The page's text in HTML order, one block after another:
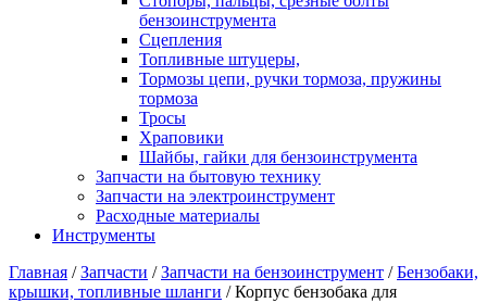
бензоинструмента
Сцепления
Топливные штуцеры,
Тормозы цепи, ручки тормоза, пружины
тормоза
Тросы
Храповики
Шайбы, гайки для бензоинструмента
Запчасти на бытовую технику
Запчасти на электроинструмент
Расходные материалы
Инструменты
Главная /Запчасти /Запчасти на бензоинструмент /Бензобаки,
крышки, топливные шланги / Корпус бензобака для